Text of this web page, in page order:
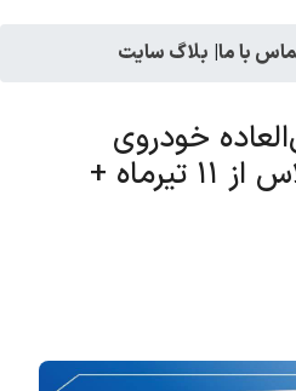
با ما| بلاگ سایت
خودروی
چانگان CS55 پلاس از ۱۱ تیرماه +